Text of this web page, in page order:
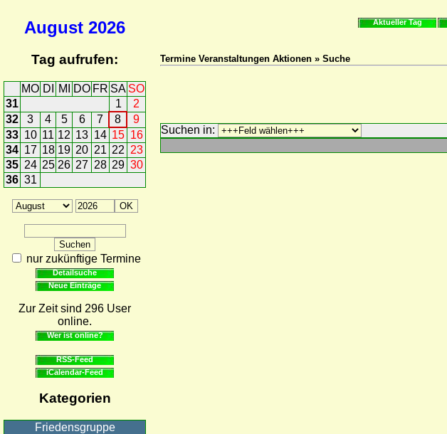
August 2026
Tag aufrufen:
MO DI MI DO FR SA SO
31
1
2
32
3 4 5 6 7 8
9
33 10 11 12 13 14 15 16
34 17 18 19 20 21 22 23
35 24 25 26 27 28 29 30
36 31
nur zukünftige Termine
Detailsuche
Neue Einträge
Zur Zeit sind 296 User
online.
Wer ist online?
RSS-Feed
iCalendar-Feed
Kategorien
Friedensgruppe
Aktueller Tag
Termine Veranstaltungen Aktionen » Suche
Suchen in: